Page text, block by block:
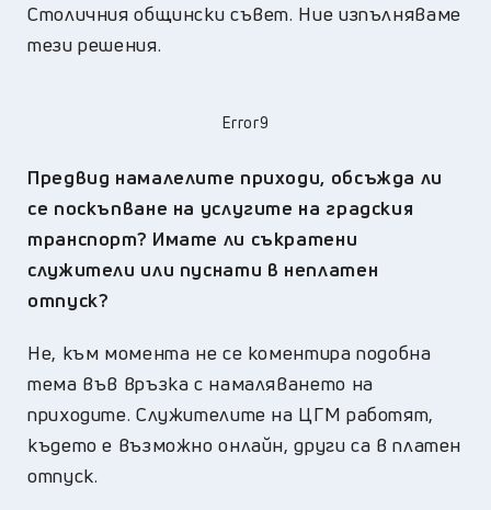
Столичния общински съвет. Ние изпълняваме
тези решения.
Error9
Предвид намалелите приходи, обсъжда ли
се поскъпване на услугите на градския
транспорт? Имате ли съкратени
служители или пуснати в неплатен
отпуск?
Не, към момента не се коментира подобна
тема във връзка с намаляването на
приходите. Служителите на ЦГМ работят,
където е възможно онлайн, други са в платен
отпуск.